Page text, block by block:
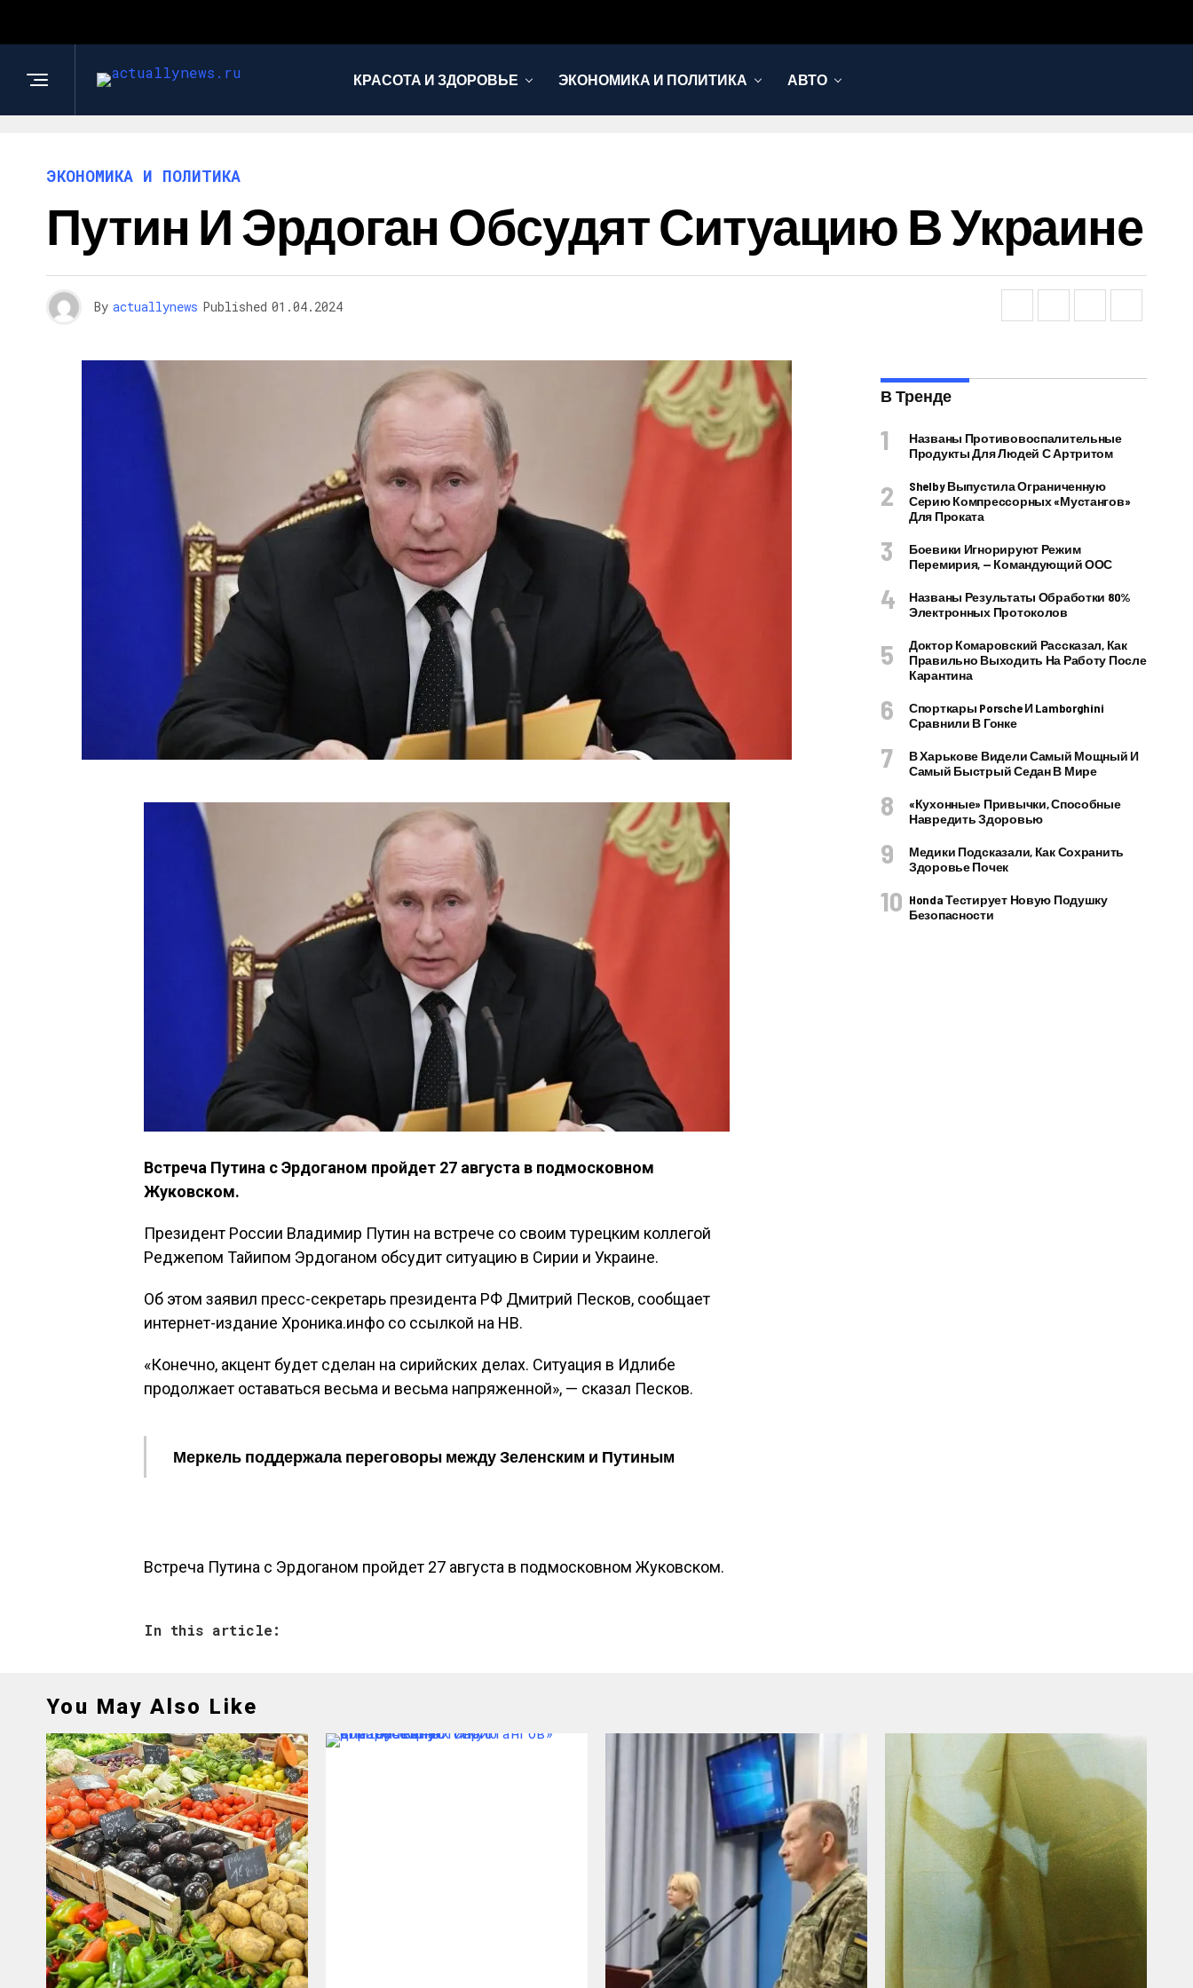
КРАСОТА И ЗДОРОВЬЕ ЭКОНОМИКА И ПОЛИТИКА АВТО
ЭКОНОМИКА И ПОЛИТИКА
Путин И Эрдоган Обсудят Ситуацию В Украине
By actuallynews Published 01.04.2024
Встреча Путина с Эрдоганом пройдет 27 августа в подмосковном
Жуковском.
Президент России Владимир Путин на встрече со своим турецким коллегой
Реджепом Тайипом Эрдоганом обсудит ситуацию в Сирии и Украине.
Об этом заявил пресс-секретарь президента РФ Дмитрий Песков, сообщает
интернет-издание Хроника.инфо со ссылкой на НВ.
«Конечно, акцент будет сделан на сирийских делах. Ситуация в Идлибе
продолжает оставаться весьма и весьма напряженной», — сказал Песков.
Меркель поддержала переговоры между Зеленским и Путиным
Встреча Путина с Эрдоганом пройдет 27 августа в подмосковном Жуковском.
In this article:
В Тренде
Названы Противовоспалительные
Продукты Для Людей С Артритом
Shelby Выпустила Ограниченную
Серию Компрессорных «Мустангов»
Для Проката
Боевики Игнорируют Режим
Перемирия, — Командующий ООС
Названы Результаты Обработки 80%
Электронных Протоколов
Доктор Комаровский Рассказал, Как
Правильно Выходить На Работу После
Карантина
Спорткары Porsche И Lamborghini
Сравнили В Гонке
В Харькове Видели Самый Мощный И
Самый Быстрый Седан В Мире
«Кухонные» Привычки, Способные
Навредить Здоровью
Медики Подсказали, Как Сохранить
Здоровье Почек
Honda Тестирует Новую Подушку
Безопасности
You May Also Like